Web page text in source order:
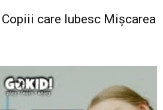
care Iubesc Mișcarea